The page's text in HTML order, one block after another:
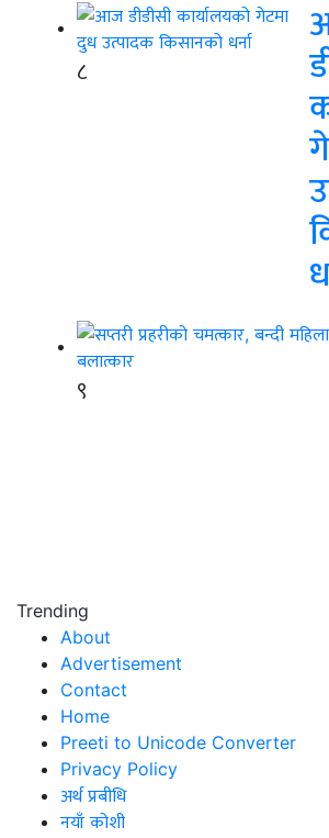
८
९
Trending
About
Advertisement
Contact
Home
Preeti to Unicode Converter
Privacy Policy
अर्थ प्रबीधि
नयाँ कोशी